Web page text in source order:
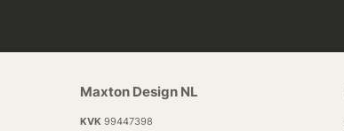
Maxton Design NL
KVK 99447398